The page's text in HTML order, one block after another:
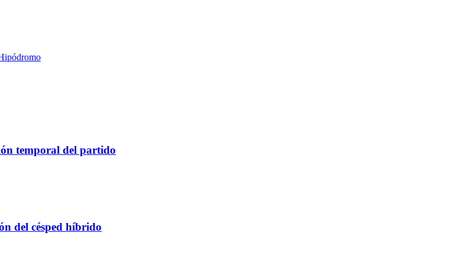
temporal del partido
del césped híbrido